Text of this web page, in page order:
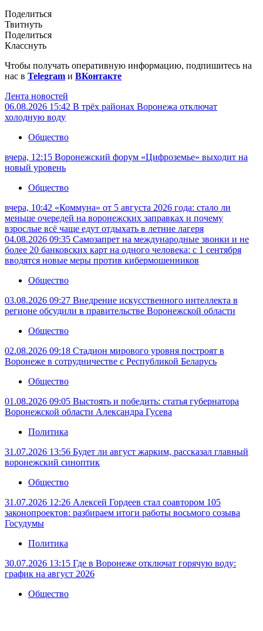
Поделиться
Твитнуть
Поделиться
Класснуть
Чтобы получать оперативную информацию, подпишитесь на
нас в Telegram и ВКонтакте
Лента новостей
06.08.2026 15:42 В трёх районах Воронежа отключат
холодную воду
Общество
вчера, 12:15 Воронежский форум «Цифроземье» выходит на
новый уровень
Общество
вчера, 10:42 «Коммуна» от 5 августа 2026 года: стало ли
меньше очередей на воронежских заправках и почему
взрослые всё чаще едут отдыхать в летние лагеря
04.08.2026 09:35 Самозапрет на международные звонки и не
более 20 банковских карт на одного человека: с 1 сентября
вводятся новые меры против кибермошенников
Общество
03.08.2026 09:27 Внедрение искусственного интеллекта в
регионе обсудили в правительстве Воронежской области
Общество
02.08.2026 09:18 Стадион мирового уровня построят в
Воронеже в сотрудничестве с Республикой Беларусь
Общество
01.08.2026 09:05 Выстоять и победить: статья губернатора
Воронежской области Александра Гусева
Политика
31.07.2026 13:56 Будет ли август жарким, рассказал главный
воронежский синоптик
Общество
31.07.2026 12:26 Алексей Гордеев стал соавтором 105
законопроектов: разбираем итоги работы восьмого созыва
Госудумы
Политика
30.07.2026 13:15 Где в Воронеже отключат горячую воду:
график на август 2026
Общество